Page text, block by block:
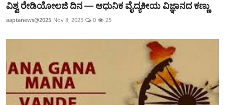
ವಿಶ್ವ ರೇಡಿಯೋಲಜಿ ದಿನ — ಆಧುನಿಕ ವೈದ್ಯಕೀಯ ವಿಜ್ಞಾನದ ಕಣ್ಣು
aaptanews@2025 Nov 8, 2025 0 25